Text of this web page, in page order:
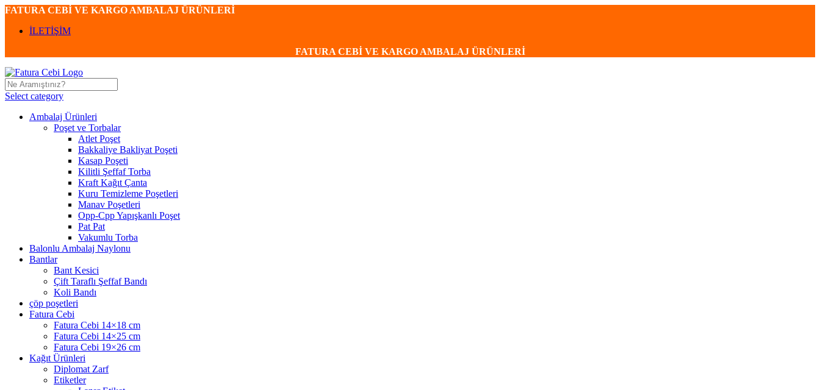
FATURA CEBİ VE KARGO AMBALAJ ÜRÜNLERİ
İLETİŞİM
FATURA CEBİ VE KARGO AMBALAJ ÜRÜNLERİ
Select category
Ambalaj Ürünleri
Poşet ve Torbalar
Atlet Poşet
Bakkaliye Bakliyat Poşeti
Kasap Poşeti
Kilitli Şeffaf Torba
Kraft Kağıt Çanta
Kuru Temizleme Poşetleri
Manav Poşetleri
Opp-Cpp Yapışkanlı Poşet
Pat Pat
Vakumlu Torba
Balonlu Ambalaj Naylonu
Bantlar
Bant Kesici
Çift Taraflı Şeffaf Bandı
Koli Bandı
çöp poşetleri
Fatura Cebi
Fatura Cebi 14×18 cm
Fatura Cebi 14×25 cm
Fatura Cebi 19×26 cm
Kağıt Ürünleri
Diplomat Zarf
Etiketler